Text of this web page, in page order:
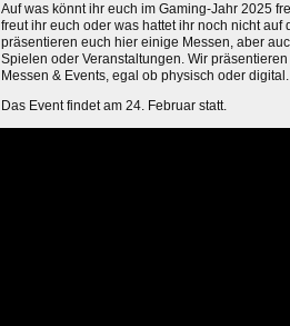
Auf was könnt ihr euch im Gaming-Jahr 2025
freut ihr euch oder was hattet ihr noch nicht auf
präsentieren euch hier einige Messen, aber
Spielen oder Veranstaltungen. Wir
Messen & Events, egal ob physisch oder digital.
Das Event findet am 24. Februar statt.